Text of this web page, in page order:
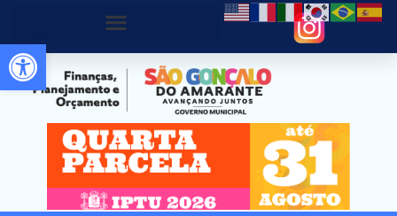
Abrir a barra de ferramentas